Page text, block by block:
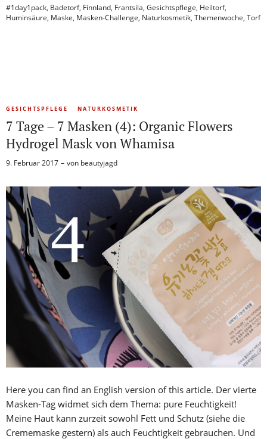
#1day1pack, Badetorf, Finnland, Frantsila, Gesichtspflege, Heiltorf,
Huminsäure, Maske, Masken-Challenge, Naturkosmetik, Themenwoche, Torf
GESICHTSPFLEGE NATURKOSMETIK
7 Tage – 7 Masken (4): Organic Flowers
Hydrogel Mask von Whamisa
9. Februar 2017 von beautyjagd
Here you can find an English version of this article. Der vierte
Masken-Tag widmet sich dem Thema: pure Feuchtigkeit!
Meine Haut kann zurzeit sowohl Fett und Schutz (siehe die
Crememaske gestern) als auch Feuchtigkeit gebrauchen. Und